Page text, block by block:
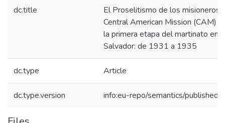
dc.title
El Proselitismo de los misioneros
Central American Mission (CAM)
la primera etapa del martinato en
Salvador: de 1931 a 1935
dc.type Article
dc.type.version info:eu-repo/semantics/